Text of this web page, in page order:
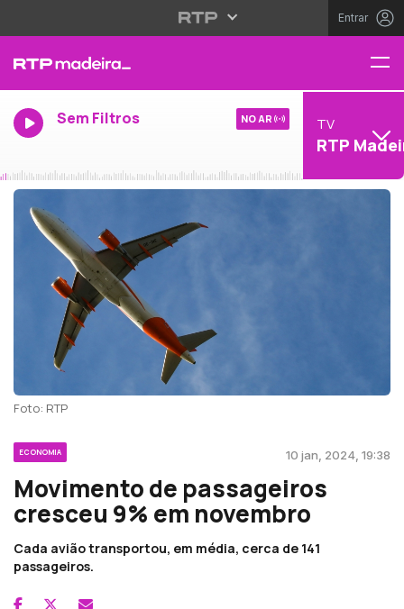
Entrar
Sem Filtros NO AR TV
RTP
Foto: RTP
ECONOMIA 10 jan, 2024, 19:38
Movimento de passageiros
cresceu 9% em novembro
Cada avião transportou, em média, cerca de 141
passageiros.